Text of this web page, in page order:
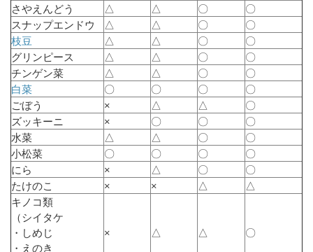
さやえんどう
△ △ 〇
〇
スナップエンドウ
△ △ 〇
〇
枝豆
△ △ 〇
〇
グリンピース
△ △ 〇
〇
チンゲン菜
△ △ 〇
〇
白菜
〇 〇 〇
〇
ごぼう
× △ △
〇
ズッキーニ
× 〇 〇
〇
水菜
△ △ 〇
〇
小松菜
〇 〇 〇
〇
にら
× △ 〇
〇
たけのこ
× × △
△
キノコ類
（シイタケ
・しめじ
・えのき
× △ △ 〇